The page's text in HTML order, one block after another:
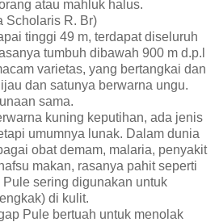
atau mahluk halus.
Scholaris R. Br)
tinggi 49 m, terdapat diseluruh
tumbuh dibawah 900 m d.p.l
varietas, yang bertangkai dan
dan satunya berwarna ungu.
sama.
kuning keputihan, ada jenis
umumnya lunak. Dalam dunia
obat demam, malaria, penyakit
makan, rasanya pahit seperti
sering digunakan untuk
di kulit.
Pule bertuah untuk menolak